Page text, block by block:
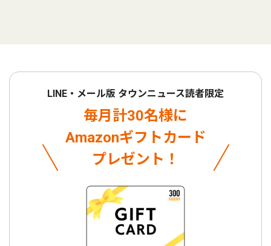
LINE・メール版 タウンニュース読者限定
毎月計30名様に
Amazonギフトカード
プレゼント！